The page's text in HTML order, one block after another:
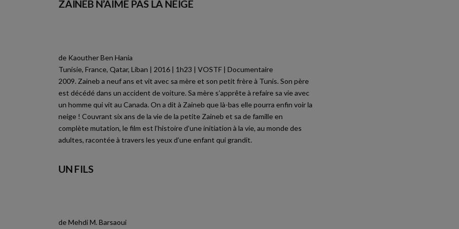
ZAINEB N’AIME PAS LA NEIGE
de Kaouther Ben Hania
Tunisie, France, Qatar, Liban | 2016 | 1h23 | VOSTF | Documentaire
2009. Zaineb a neuf ans et vit avec sa mère et son petit frère à Tunis. Son père
est décédé dans un accident de voiture. Sa mère s’apprête à refaire sa vie avec
un homme qui vit au Canada. On a dit à Zaineb que là-bas elle pourra enfin voir la
neige ! Couvrant six ans de la vie de la petite Zaineb et sa de famille en
complète mutation, le film est l’histoire d’une initiation à la vie, au monde des
adultes, racontée à travers les yeux d’une enfant qui grandit.
UN FILS
de Mehdi M. Barsaoui